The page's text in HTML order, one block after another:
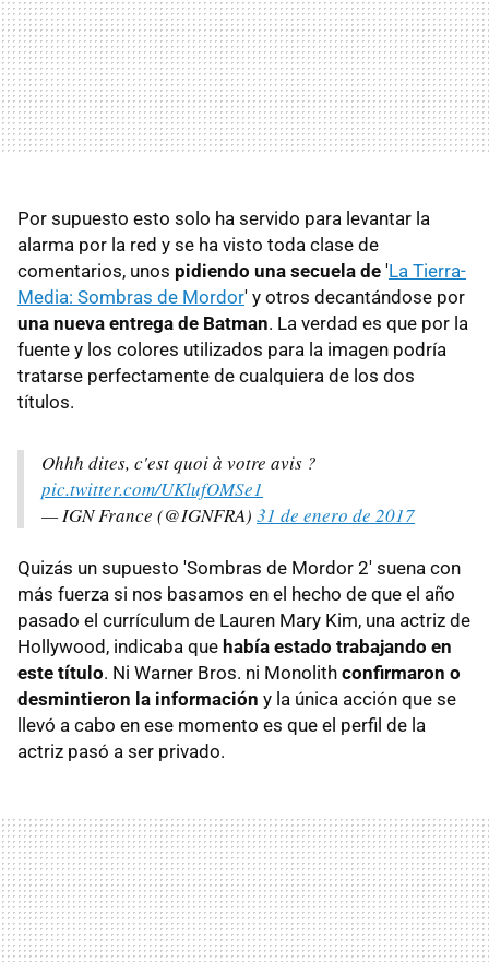
Por supuesto esto solo ha servido para levantar la
alarma por la red y se ha visto toda clase de
comentarios, unos pidiendo una secuela de 'La Tierra-
Media: Sombras de Mordor' y otros decantándose por
una nueva entrega de Batman. La verdad es que por la
fuente y los colores utilizados para la imagen podría
tratarse perfectamente de cualquiera de los dos
títulos.
Ohhh dites, c'est quoi à votre avis ?
pic.twitter.com/UKlufOMSe1
— IGN France (@IGNFRA) 31 de enero de 2017
Quizás un supuesto 'Sombras de Mordor 2' suena con
más fuerza si nos basamos en el hecho de que el año
pasado el currículum de Lauren Mary Kim, una actriz de
Hollywood, indicaba que había estado trabajando en
este título. Ni Warner Bros. ni Monolith confirmaron o
desmintieron la información y la única acción que se
llevó a cabo en ese momento es que el perfil de la
actriz pasó a ser privado.